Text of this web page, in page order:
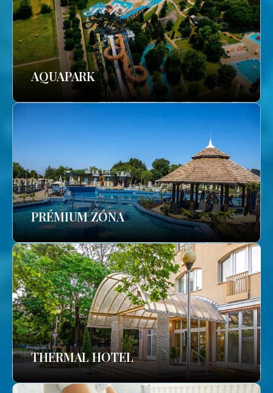
AQUAPARK
PRÉMIUM ZÓNA
THERMAL HOTEL